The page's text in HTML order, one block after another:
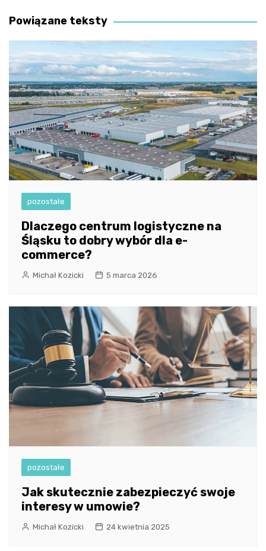
Powiązane teksty
pozostałe
Dlaczego centrum logistyczne na
Śląsku to dobry wybór dla e-
commerce?
Michał Kozicki 5 marca 2026
pozostałe
Jak skutecznie zabezpieczyć swoje
interesy w umowie?
Michał Kozicki 24 kwietnia 2025